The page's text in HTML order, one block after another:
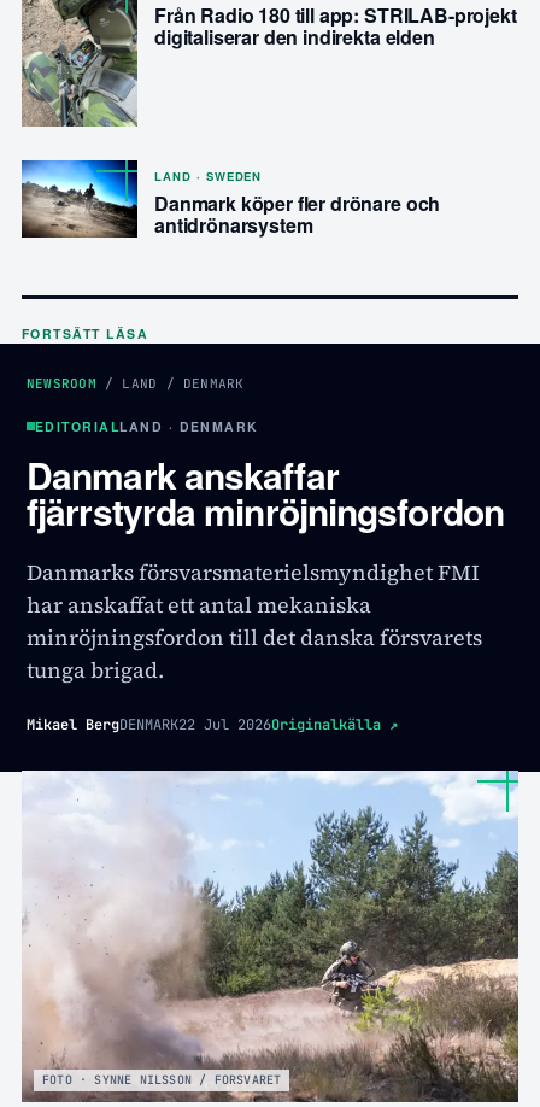
Från Radio 180 till app: STRILAB-projekt
digitaliserar den indirekta elden
LAND · SWEDEN
Danmark köper fler drönare och
antidrönarsystem
FORTSÄTT LÄSA
NEWSROOM / LAND / DENMARK
EDITORIALLAND · DENMARK
Danmark anskaffar
fjärrstyrda minröjningsfordon
Danmarks försvarsmaterielsmyndighet FMI
har anskaffat ett antal mekaniska
minröjningsfordon till det danska försvarets
tunga brigad.
Mikael BergDENMARK22 Jul 2026Originalkälla ↗
FOTO · SYNNE NILSSON / FORSVARET